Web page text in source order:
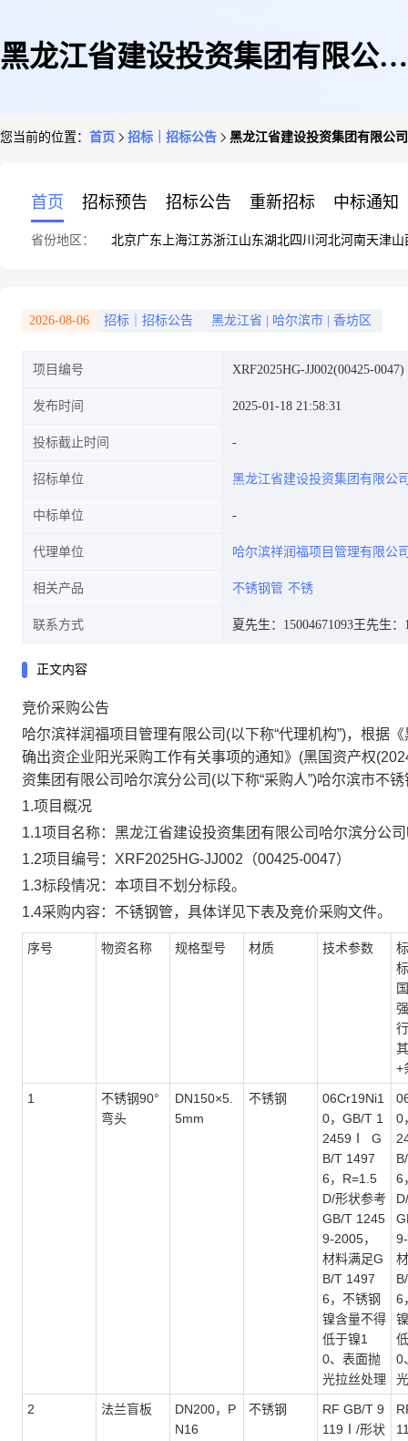
黑龙江省建设投资集团有限公司
您当前的位置： 首页 招标｜招标公告 黑龙江省建设投资集团有限公
首页 招标预告 招标公告 重新招标 中标通知
省份地区： 北京广东 上海江苏浙江山东湖北四川 河北河南天津山
2026-08-06 招标｜招标公告 黑龙江省 哈尔滨市 香坊区
项目编号 XRF2025HG-JJ002(00425-0047)
发布时间 2025-01-18 21:58:31
投标截止时间
招标单位 黑龙江省建设投资集团有限公
中标单位
代理单位 哈尔滨祥润福项目管理有限公
相关产品 不锈钢管 不锈
联系方式 夏先生：15004671093王先生：
正文内容
竞价采购公告
哈尔滨祥润福项目管理有限公司 (以下称“代理机构”)，根据
确出资企业阳光采购工作有关事项的通知》(黑国资产权
资集团有限公司哈尔滨分公司(以下称“采购人”)哈尔滨市不
1.项目概况
1.1项目名称： 黑龙江省建设投资集团有限公司哈尔滨分公
1.2项目编号： XRF2025HG-JJ002（00425-0047）
1.3标段情况：本项目不划分标段。
1.4采购内容： 不锈钢管，具体详见下表及竞价采购文件。
序号 物资名称 规格型号 材质 技术参数
+
1 不锈钢90°
弯头
DN150×5.
5mm
不锈钢
06Cr19Ni1
0，GB/T 1
2459Ⅰ G
B/T 1497
6，R=1.5
D/形状参考
GB/T 1245
9-2005，
材料满足G
B/T 1497
6，不锈钢
镍含量不得
低于镍1
0、表面抛
光拉丝处理
0
6
6
0
2 法兰盲板
DN200，P
N16
不锈钢
RF GB/T 9
119Ⅰ/形状